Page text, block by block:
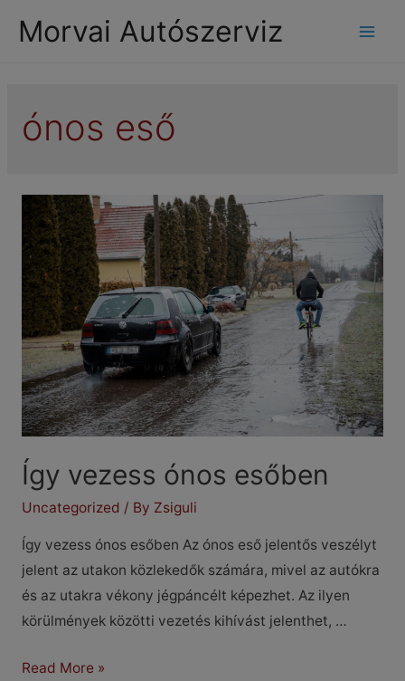
Morvai Autószerviz
ónos eső
Így vezess ónos esőben
Uncategorized / By Zsiguli
Így vezess ónos esőben Az ónos eső jelentős veszélyt
jelent az utakon közlekedők számára, mivel az autókra
és az utakra vékony jégpáncélt képezhet. Az ilyen
körülmények közötti vezetés kihívást jelenthet, …
Így
Read More »